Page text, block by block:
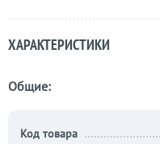
ХАРАКТЕРИСТИКИ
Общие:
Код товара